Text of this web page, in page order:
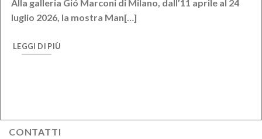
Alla galleria Gió Marconi di Milano, dall’11 aprile al 24
luglio 2026, la mostra Man[…]
LEGGI DI PIÙ
CONTATTI